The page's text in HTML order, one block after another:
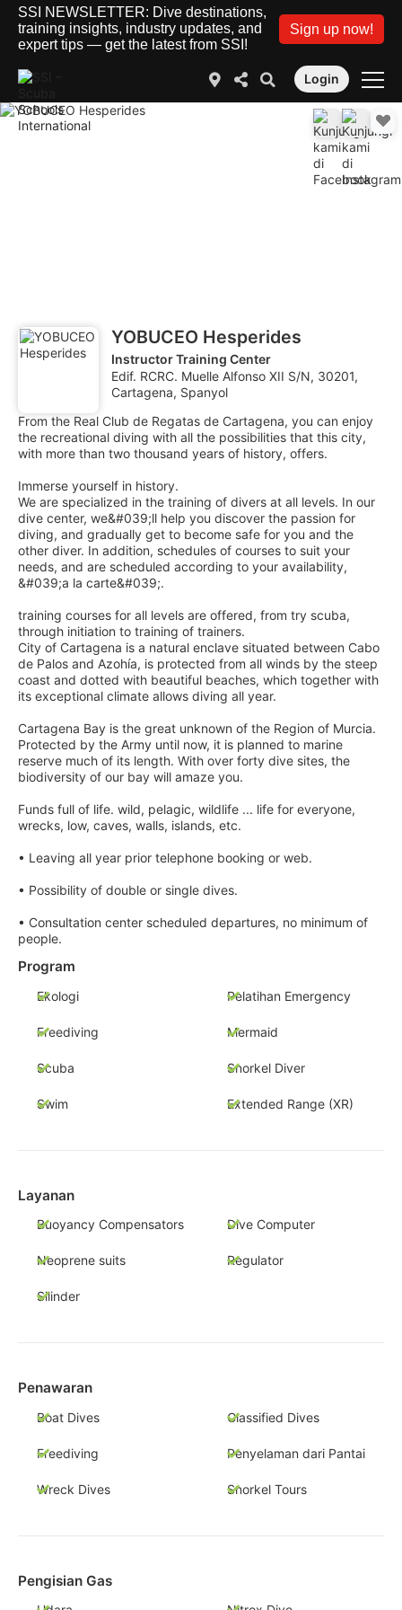
SSI NEWSLETTER: Dive destinations,
training insights, industry updates, and
expert tips — get the latest from SSI!
Sign up now!
Login
YOBUCEO Hesperides
Instructor Training Center
Edif. RCRC. Muelle Alfonso XII S/N, 30201,
Cartagena, Spanyol
From the Real Club de Regatas de Cartagena, you can enjoy
the recreational diving with all the possibilities that this city,
with more than two thousand years of history, offers.
Immerse yourself in history.
We are specialized in the training of divers at all levels. In our
dive center, we&#039;ll help you discover the passion for
diving, and gradually get to become safe for you and the
other diver. In addition, schedules of courses to suit your
needs, and are scheduled according to your availability,
&#039;a la carte&#039;.
training courses for all levels are offered, from try scuba,
through initiation to training of trainers.
City of Cartagena is a natural enclave situated between Cabo
de Palos and Azohía, is protected from all winds by the steep
coast and dotted with beautiful beaches, which together with
its exceptional climate allows diving all year.
Cartagena Bay is the great unknown of the Region of Murcia.
Protected by the Army until now, it is planned to marine
reserve much of its length. With over forty dive sites, the
biodiversity of our bay will amaze you.
Funds full of life. wild, pelagic, wildlife ... life for everyone,
wrecks, low, caves, walls, islands, etc.
• Leaving all year prior telephone booking or web.
• Possibility of double or single dives.
• Consultation center scheduled departures, no minimum of
people.
Program
Ekologi Pelatihan Emergency
Freediving Mermaid
Scuba Snorkel Diver
Swim Extended Range (XR)
Layanan
Buoyancy Compensators Dive Computer
Neoprene suits Regulator
Silinder
Penawaran
Boat Dives Classified Dives
Freediving Penyelaman dari Pantai
Wreck Dives Snorkel Tours
Pengisian Gas